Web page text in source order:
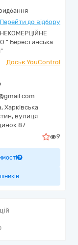
Перейти до відбору
" Берестинська
Досьє YouControl
, Харківська
вулиця
87
9